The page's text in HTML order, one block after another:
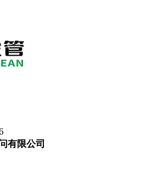
有限公司